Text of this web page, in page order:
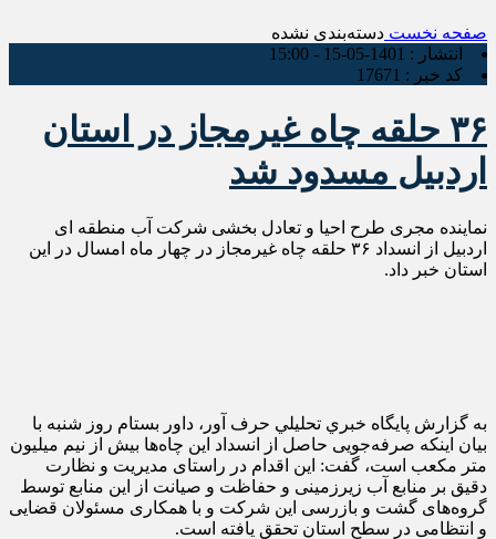
صفحه نخست دسته‌بندی نشده
انتشار : 1401-05-15 - 15:00
کد خبر : 17671
۳۶ حلقه چاه غیرمجاز در استان
اردبیل مسدود شد
نماینده مجری طرح احیا و تعادل بخشی شرکت آب منطقه ای
اردبیل از انسداد ۳۶ حلقه چاه غیرمجاز در چهار ماه امسال در این
استان خبر داد.
به گزارش پايگاه خبري تحليلي حرف آور، داور بستام روز شنبه با
بیان اینکه صرفه‌جویی حاصل از انسداد این چاه‌ها بیش از نیم میلیون
متر مکعب است، گفت: این اقدام در راستای مدیریت و نظارت
دقیق بر منابع آب زیرزمینی و حفاظت و صیانت از این منابع توسط
گروه‌های گشت و بازرسی این شرکت و با همکاری مسئولان قضایی
و انتظامی در سطح استان تحقق یافته است.